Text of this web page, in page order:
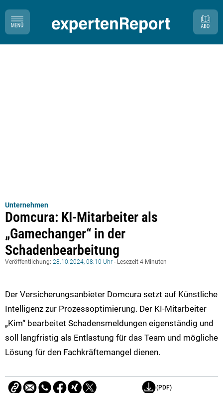
Unternehmen
Domcura: KI-Mitarbeiter als
„Gamechanger“ in der
Schadenbearbeitung
Veröffentlichung: 28.10.2024, 08:10 Uhr - Lesezeit 4 Minuten
Der Versicherungsanbieter Domcura setzt auf Künstliche
Intelligenz zur Prozessoptimierung. Der KI-Mitarbeiter
„Kim“ bearbeitet Schadensmeldungen eigenständig und
soll langfristig als Entlastung für das Team und mögliche
Lösung für den Fachkräftemangel dienen.
(PDF)